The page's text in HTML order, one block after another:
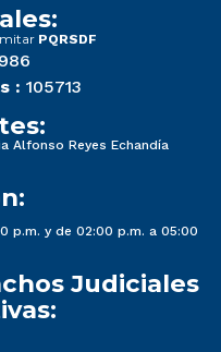
PQRSDF
: 105713
Alfonso Reyes Echandía
p.m. y de 02:00 p.m. a 05:00
Judiciales